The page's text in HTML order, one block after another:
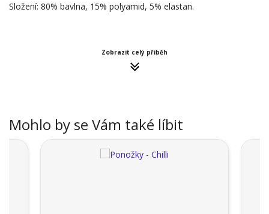
Složení: 80% bavlna, 15% polyamid, 5% elastan.
Zobrazit celý příběh
Mohlo by se Vám také líbit